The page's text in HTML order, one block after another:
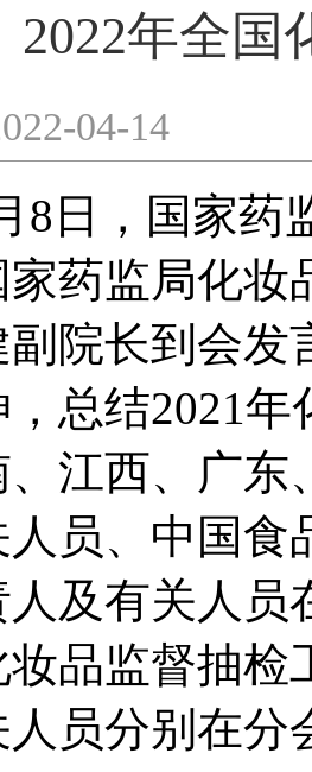
2022年全国
04-14
8日，国家药
药监局化妆
院长到会发
总结2021
江西、广东
人员、中国
及有关人员
品监督抽检
员分别在分